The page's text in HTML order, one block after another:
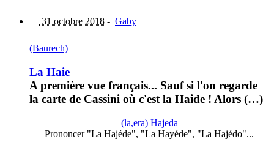
31 octobre 2018 - Gaby
(Baurech)
La Haie
A première vue français... Sauf si l'on regarde
la carte de Cassini où c'est la Haide ! Alors (…)
(la,era) Hajeda
Prononcer "La Hajéde", "La Hayéde", "La Hajédo"...